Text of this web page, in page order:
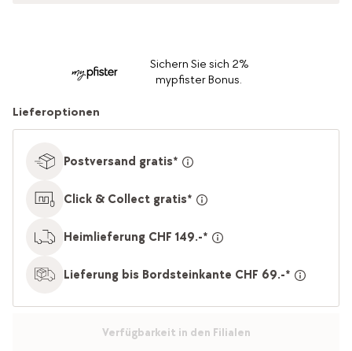
Sichern Sie sich 2%
mypfister Bonus.
Lieferoptionen
Postversand gratis*
Click & Collect gratis*
Heimlieferung CHF 149.-*
Lieferung bis Bordsteinkante CHF 69.-*
Verfügbarkeit in den Filialen